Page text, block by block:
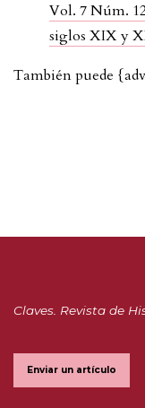
Vol. 7 Núm.
siglos XIX y
También puede
Claves. Revista de
Enviar un artículo